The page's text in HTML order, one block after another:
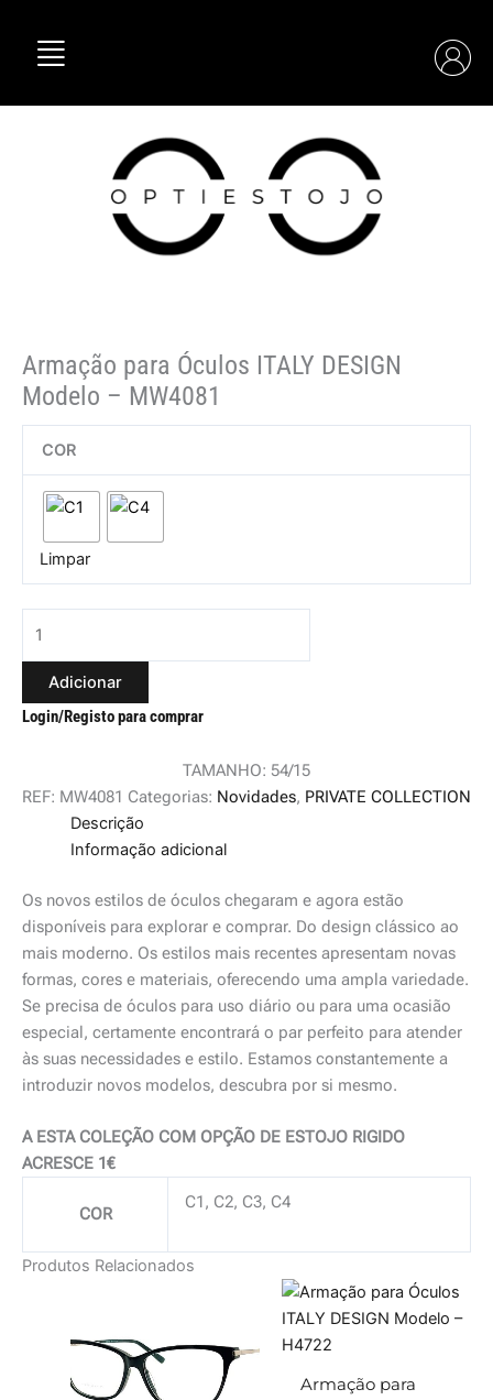
content
Armação para Óculos ITALY DESIGN
Modelo – MW4081
COR
Limpar
de
Armação
Adicionar
Login/Registo para comprar
TAMANHO: 54/15
REF: MW4081 Categorias: Novidades, PRIVATE COLLECTION
Descrição
Informação adicional
Os novos estilos de óculos chegaram e agora estão
disponíveis para explorar e comprar. Do design clássico ao
mais moderno. Os estilos mais recentes apresentam novas
formas, cores e materiais, oferecendo uma ampla variedade.
Se precisa de óculos para uso diário ou para uma ocasião
especial, certamente encontrará o par perfeito para atender
às suas necessidades e estilo. Estamos constantemente a
introduzir novos modelos, descubra por si mesmo.
A ESTA COLEÇÃO COM OPÇÃO DE ESTOJO RIGIDO
ACRESCE 1€
COR
C1, C2, C3, C4
Produtos Relacionados
Armação para